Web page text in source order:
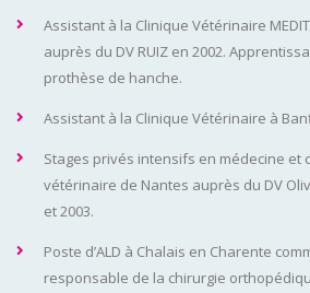
Assistant à la Clinique Vétérinaire
auprès du DV RUIZ en 2002.
prothèse de hanche.
Assistant à la Clinique Vétérinaire à
Stages privés intensifs en médecine et
vétérinaire de Nantes auprès du DV
et 2003.
Poste d’ALD à Chalais en Charente
responsable de la chirurgie